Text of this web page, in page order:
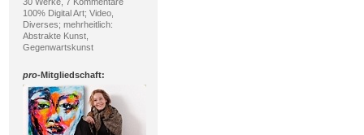
100% Digital Art; Video,
Diverses; mehrheitlich:
Abstrakte Kunst,
Gegenwartskunst
pro-Mitgliedschaft: